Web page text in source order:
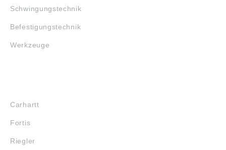
Schwingungstechnik
Befestigungstechnik
Werkzeuge
Carhartt
Fortis
Riegler